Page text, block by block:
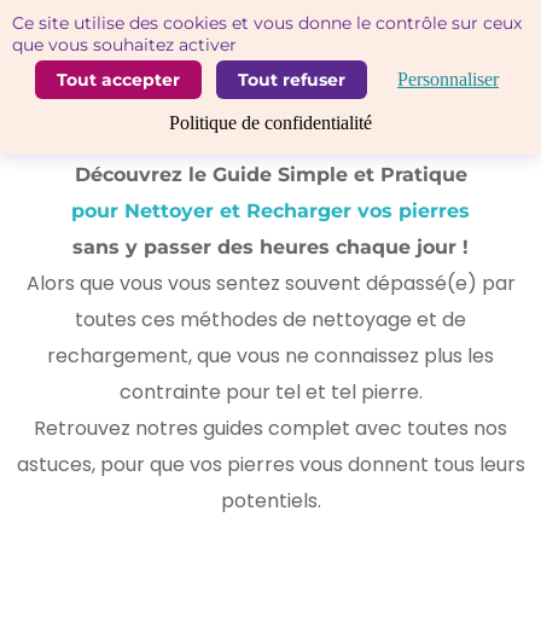
Ce site utilise des cookies et vous donne le contrôle sur ceux
que vous souhaitez activer
Tout accepter
Tout refuser Personnaliser
Politique de confidentialité
Vous ne savez pas ou plus comment nettoyer tel ou
telle pierres? Est ce qu'elle va à l'eau ou pas?
Vous vous sentez perdu dans toutes ces méthodes
d'entretien de vos pierres?
Découvrez le Guide Simple et Pratique
pour Nettoyer et Recharger vos pierres
sans y passer des heures chaque jour !
Alors que vous vous sentez souvent dépassé(e) par
toutes ces méthodes de nettoyage et de
rechargement, que vous ne connaissez plus les
contrainte pour tel et tel pierre.
Retrouvez notres guides complet avec toutes nos
astuces, pour que vos pierres vous donnent tous leurs
potentiels.